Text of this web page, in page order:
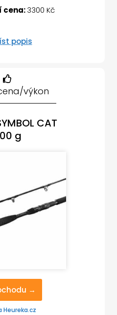
cena:3300 Kč
popis
výkon
CAT
g
→
Heureka.cz